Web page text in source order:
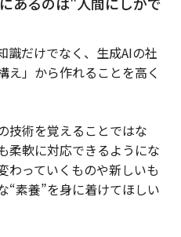
識だけでなく、生成AIの社
え」から作れることを高く
技術を覚えることではな
柔軟に対応できるようにな
わっていくものや新しいも
“素養”を身に着けてほしい